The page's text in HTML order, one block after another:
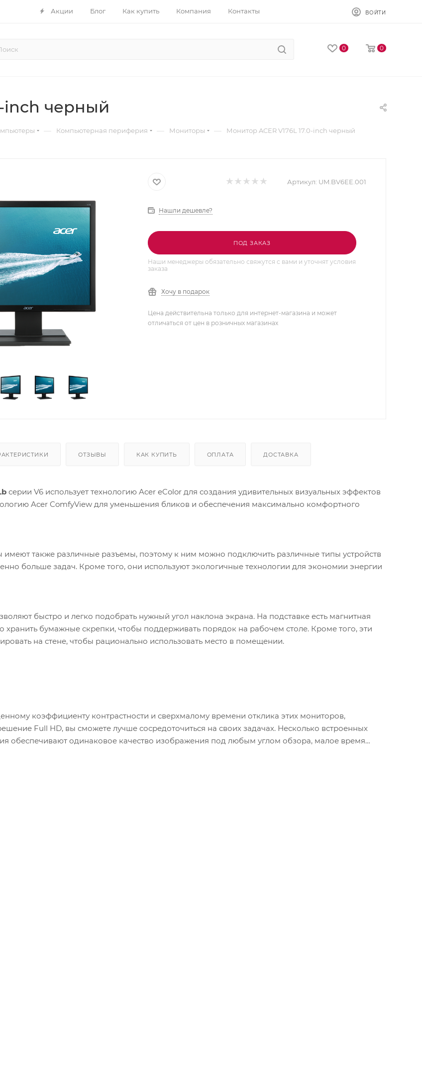
Акции Блог Как купить Компания Контакты ВОЙТИ
0 0
inch черный
— Компьютерная периферия — Мониторы — Монитор ACER V176L 17.0-inch черный
Артикул: UM.BV6EE.001
Нашли дешевле?
ПОД ЗАКАЗ
Наши менеджеры обязательно свяжутся с вами и уточнят условия
заказа
Хочу в подарок
Цена действительна только для интернет-магазина и может
отличаться от цен в розничных магазинах
ОТЗЫВЫ КАК КУПИТЬ ОПЛАТА ДОСТАВКА
серии V6 использует технологию Acer eColor для создания удивительных визуальных эффектов
Acer ComfyView для уменьшения бликов и обеспечения максимально комфортного
также различные разъемы, поэтому к ним можно подключить различные типы устройств
больше задач. Кроме того, они используют экологичные технологии для экономии энергии
быстро и легко подобрать нужный угол наклона экрана. На подставке есть магнитная
хранить бумажные скрепки, чтобы поддерживать порядок на рабочем столе. Кроме того, эти
на стене, чтобы рационально использовать место в помещении.
коэффициенту контрастности и сверхмалому времени отклика этих мониторов,
Full HD, вы сможете лучше сосредоточиться на своих задачах. Несколько встроенных
обеспечивают одинаковое качество изображения под любым углом обзора, малое время